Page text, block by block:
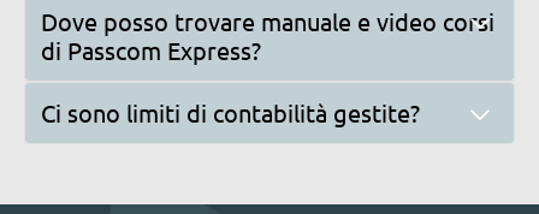
Dove posso trovare manuale e video corsi
di Passcom Express?
Ci sono limiti di contabilità gestite?